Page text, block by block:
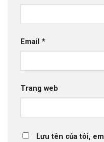
Email *
Trang web
Lưu tên của tôi,